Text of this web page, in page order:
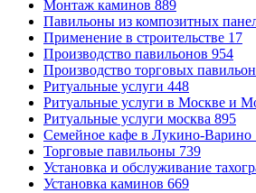
Монтаж каминов 889
Павильоны из композитных
Применение в строительстве 17
Производство павильонов 954
Производство торговых
Ритуальные услуги 448
Ритуальные услуги в Москве и
Ритуальные услуги москва 895
Семейное кафе в Лукино-Варино
Торговые павильоны 739
Установка и обслуживание
Установка каминов 669